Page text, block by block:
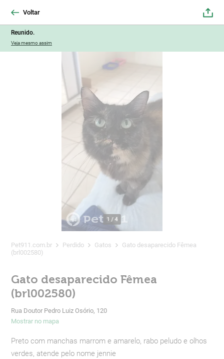
Reunido.
Veja mesmo assim
Voltar
1 /4
Pet911.com.br Perdido Gatos
Gato desaparecido Fêmea
(brl002580)
Gato desaparecido Fêmea
(brl002580)
Rua Doutor Pedro Luiz Osório, 120
Mostrar no mapa
Preto com manchas marrom e amarelo, rabo peludo e olhos
verdes, atende pelo nome jennie